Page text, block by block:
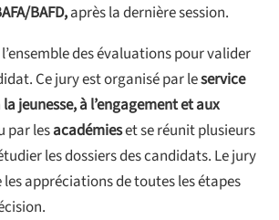
BAFD,après la dernière session.
des évaluations pour valider
Ce jury est organisé par leservice
jeunesse, à l’engagement et aux
par lesacadémieset se réunit plusieurs
les dossiers des candidats. Le jury
appréciations de toutes les étapes